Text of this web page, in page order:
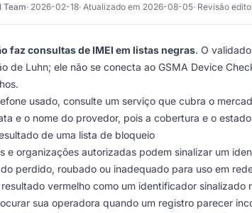
Team· 2026-02-18· Atualizado em 2026-08-05· Revisão
faz consultas de IMEI em listas negras. O
de Luhn; ele não se conecta ao GSMA Device
usado, consulte um serviço que cubra o
e o nome do provedor, pois a cobertura e o
de uma lista de bloqueio
e organizações autorizadas podem sinalizar um
perdido, roubado ou inadequado para uso em
vermelho como um identificador sinalizado
sua operadora quando um registro parecer